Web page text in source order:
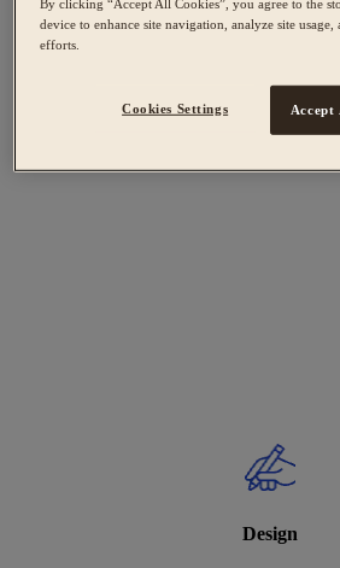
Design
By clicking “Accept All Cookies”, you agree to the
device to enhance site navigation, analyze site
efforts.
Cookies Settings Accept